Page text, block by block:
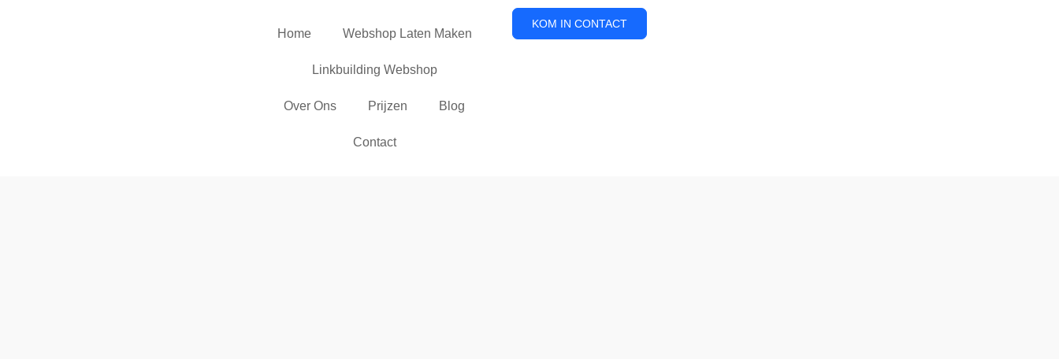
Home Webshop Laten Maken
Linkbuilding Webshop
Over Ons Prijzen Blog
Contact
KOM IN CONTACT